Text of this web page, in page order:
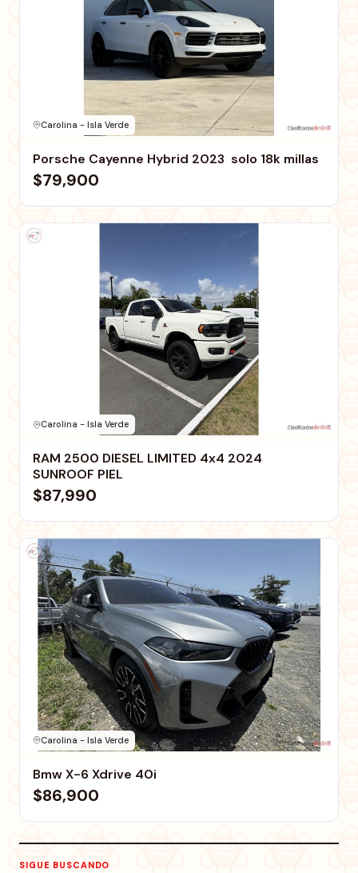
Carolina - Isla Verde
Porsche Cayenne Hybrid 2023  solo 18k millas
$79,900
Carolina - Isla Verde
RAM 2500 DIESEL LIMITED 4x4 2024
SUNROOF PIEL
$87,990
Carolina - Isla Verde
Bmw X-6 Xdrive 40i
$86,900
SIGUE BUSCANDO